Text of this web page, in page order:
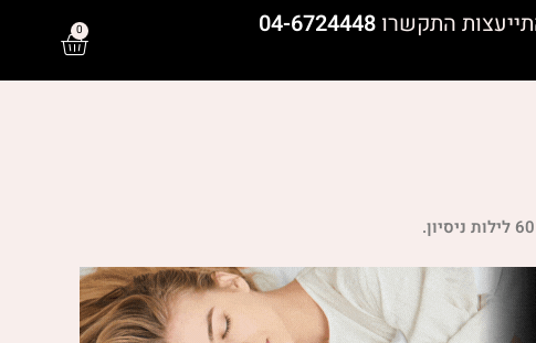
התקשרו 04-6724448
0